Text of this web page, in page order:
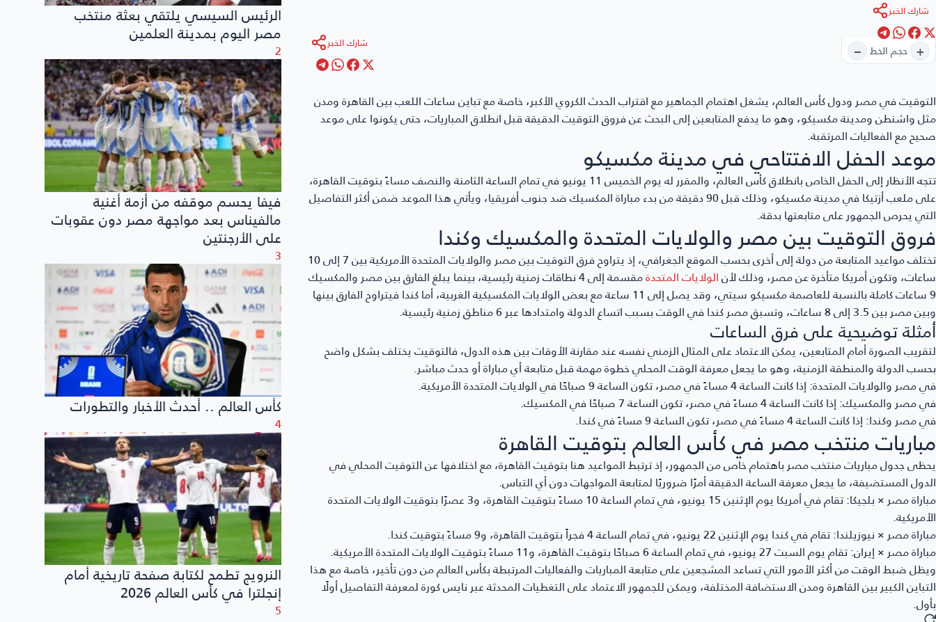
شارك الخبر
+ حجم الخط − شارك الخبر
التوقيت في مصر ودول كأس العالم، يشغل اهتمام الجماهير مع اقتراب الحدث الكروي الأكبر، خاصة مع تباين ساعات اللعب بين القاهرة ومدن
مثل واشنطن ومدينة مكسيكو، وهو ما يدفع المتابعين إلى البحث عن فروق التوقيت الدقيقة قبل انطلاق المباريات، حتى يكونوا على موعد
صحيح مع الفعاليات المرتقبة.
موعد الحفل الافتتاحي في مدينة مكسيكو
تتجه الأنظار إلى الحفل الخاص بانطلاق كأس العالم، والمقرر له يوم الخميس 11 يونيو في تمام الساعة الثامنة والنصف مساءً بتوقيت القاهرة،
على ملعب أزتيكا في مدينة مكسيكو، وذلك قبل 90 دقيقة من بدء مباراة المكسيك ضد جنوب أفريقيا، ويأتي هذا الموعد ضمن أكثر التفاصيل
التي يحرص الجمهور على متابعتها بدقة.
فروق التوقيت بين مصر والولايات المتحدة والمكسيك وكندا
تختلف مواعيد المتابعة من دولة إلى أخرى بحسب الموقع الجغرافي، إذ يتراوح فرق التوقيت بين مصر والولايات المتحدة الأمريكية بين 7 إلى 10
ساعات، وتكون أمريكا متأخرة عن مصر، وذلك لأنالولايات المتحدة
مقسمة إلى 4 نطاقات زمنية رئيسية، بينما يبلغ الفارق بين مصر والمكسيك
9 ساعات كاملة بالنسبة للعاصمة مكسيكو سيتي، وقد يصل إلى 11 ساعة مع بعض الولايات المكسيكية الغربية، أما كندا فيتراوح الفارق بينها
وبين مصر بين 3.5 إلى 8 ساعات، وتسبق مصر كندا في الوقت بسبب اتساع الدولة وامتدادها عبر 6 مناطق زمنية رئيسية.
أمثلة توضيحية على فرق الساعات
لتقريب الصورة أمام المتابعين، يمكن الاعتماد على المثال الزمني نفسه عند مقارنة الأوقات بين هذه الدول، فالتوقيت يختلف بشكل واضح
بحسب الدولة والمنطقة الزمنية، وهو ما يجعل معرفة الوقت المحلي خطوة مهمة قبل متابعة أي مباراة أو حدث مباشر.
في مصر والولايات المتحدة:إذا كانت الساعة 4 مساءً في مصر، تكون الساعة 9 صباحًا في الولايات المتحدة الأمريكية.
في مصر والمكسيك:إذا كانت الساعة 4 مساءً في مصر، تكون الساعة 7 صباحًا في المكسيك.
في مصر وكندا:إذا كانت الساعة 4 مساءً في مصر، تكون الساعة 9 مساءً في كندا.
مباريات منتخب مصر في كأس العالم بتوقيت القاهرة
يحظى جدول مباريات منتخب مصر باهتمام خاص من الجمهور، إذ ترتبط المواعيد هنا بتوقيت القاهرة، مع اختلافها عن التوقيت المحلي في
الدول المستضيفة، ما يجعل معرفة الساعة الدقيقة أمرًا ضروريًا لمتابعة المواجهات دون أي التباس.
مباراة مصر × بلجيكا:
تقام في أمريكا يوم الإثنين 15 يونيو، في تمام الساعة 10 مساءً بتوقيت القاهرة، و3 عصرًا بتوقيت الولايات المتحدة
الأمريكية.
مباراة مصر × نيوزيلندا:تقام في كندا يوم الإثنين 22 يونيو، في تمام الساعة 4 فجراً بتوقيت القاهرة، و9 مساءً بتوقيت كندا.
مباراة مصر × إيران:تقام يوم السبت 27 يونيو، في تمام الساعة 6 صباحًا بتوقيت القاهرة، و11 مساءً بتوقيت الولايات المتحدة الأمريكية.
ويظل ضبط الوقت من أكثر الأمور التي تساعد المشجعين على متابعة المباريات والفعاليات المرتبطة بكأس العالم من دون تأخير، خاصة مع هذا
التباين الكبير بين القاهرة ومدن الاستضافة المختلفة، ويمكن للجمهور الاعتماد على التغطيات المحدثة عبر نايس كورة لمعرفة التفاصيل أولًا
بأول.
الرئيس السيسي يلتقي بعثة منتخب
مصر اليوم بمدينة العلمين
2
فيفا يحسم موقفه من أزمة أغنية
مالفيناس بعد مواجهة مصر دون عقوبات
على الأرجنتين
3
كأس العالم .. أحدث الأخبار والتطورات
4
النرويج تطمح لكتابة صفحة تاريخية أمام
إنجلترا في كأس العالم 2026
5